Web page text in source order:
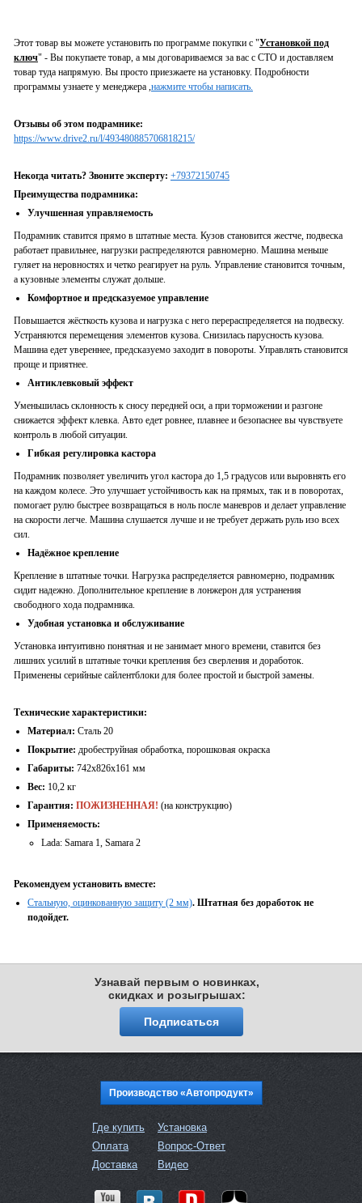
Этот товар вы можете установить по программе покупки с "Установкой под
ключ" - Вы покупаете товар, а мы договариваемся за вас с СТО и доставляем
товар туда напрямую. Вы просто приезжаете на установку. Подробности
программы узнаете у менеджера , нажмите чтобы написать.
Отзывы об этом подрамнике:
https://www.drive2.ru/l/493480885706818215/
Некогда читать? Звоните эксперту: +79372150745
Преимущества подрамника:
Улучшенная управляемость
Подрамник ставится прямо в штатные места. Кузов становится жестче, подвеска
работает правильнее, нагрузки распределяются равномерно. Машина меньше
гуляет на неровностях и четко реагирует на руль. Управление становится точным,
а кузовные элементы служат дольше.
Комфортное и предсказуемое управление
Повышается жёсткость кузова и нагрузка с него перераспределяется на подвеску.
Устраняются перемещения элементов кузова. Снизилась парусность кузова.
Машина едет увереннее, предсказуемо заходит в повороты. Управлять становится
проще и приятнее.
Антиклевковый эффект
Уменьшилась склонность к сносу передней оси, а при торможении и разгоне
снижается эффект клевка. Авто едет ровнее, плавнее и безопаснее вы чувствуете
контроль в любой ситуации.
Гибкая регулировка кастора
Подрамник позволяет увеличить угол кастора до 1,5 градусов или выровнять его
на каждом колесе. Это улучшает устойчивость как на прямых, так и в поворотах,
помогает рулю быстрее возвращаться в ноль после маневров и делает управление
на скорости легче. Машина слушается лучше и не требует держать руль изо всех
сил.
Надёжное крепление
Крепление в штатные точки. Нагрузка распределяется равномерно, подрамник
сидит надежно. Дополнительное крепление в лонжерон для устранения
свободного хода подрамника.
Удобная установка и обслуживание
Установка интуитивно понятная и не занимает много времени, ставится без
лишних усилий в штатные точки крепления без сверления и доработок.
Применены серийные сайлентблоки для более простой и быстрой замены.
Технические характеристики:
Материал: Сталь 20
Покрытие: дробеструйная обработка, порошковая окраска
Габариты: 742х826х161 мм
Вес: 10, 2 кг
Гарантия: ПОЖИЗНЕННАЯ! (на конструкцию)
Применяемость:
Lada: Samara 1, Samara 2
Рекомендуем установить вместе:
Стальную, оцинкованную защиту (2 мм). Штатная без доработок не
подойдет.
Узнавай первым о новинках,
скидках и розыгрышах:
Подписаться
Производство «Автопродукт»
Где купить
Оплата
Доставка
Установка
Вопрос-Ответ
Видео